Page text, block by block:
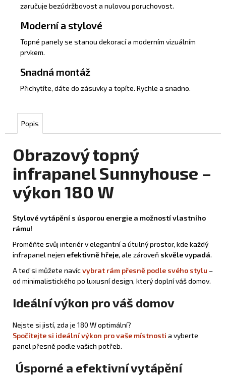
zaručuje bezúdržbovost a nulovou poruchovost.
Moderní a stylové
Topné panely se stanou dekorací a moderním vizuálním
prvkem.
Snadná montáž
Přichytíte, dáte do zásuvky a topíte. Rychle a snadno.
Popis
Obrazový topný
infrapanel Sunnyhouse –
výkon 180 W
Stylové vytápění s úsporou energie a možností vlastního
rámu!
Proměňte svůj interiér v elegantní a útulný prostor, kde každý
infrapanel nejen efektivně hřeje, ale zároveň skvěle vypadá.
A teď si můžete navícvybrat rám přesně podle svého stylu –
od minimalistického po luxusní design, který doplní váš domov.
Ideální výkon pro váš domov
Nejste si jistí, zda je 180 W optimální?
Spočítejte si ideální výkon pro vaše místnosti a vyberte
panel přesně podle vašich potřeb.
Úsporné a efektivní vytápění